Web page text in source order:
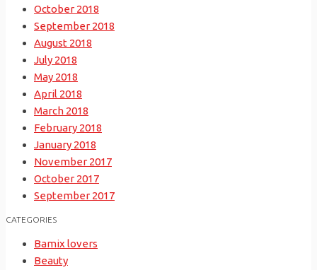
October 2018
September 2018
August 2018
July 2018
May 2018
April 2018
March 2018
February 2018
January 2018
November 2017
October 2017
September 2017
CATEGORIES
Bamix lovers
Beauty